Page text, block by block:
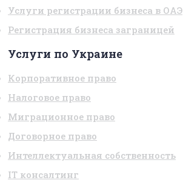
Услуги регистрации бизнеса в ОАЭ
Регистрация бизнеса заграницей
Услуги по Украине
Корпоративное право
Налоговое право
Миграционное право
Договорное право
Интеллектуальная собственность
IT консалтинг